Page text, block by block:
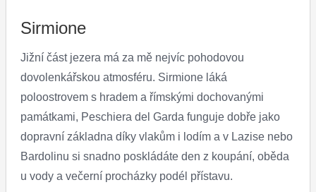
Sirmione
Jižní část jezera má za mě nejvíc pohodovou
dovolenkářskou atmosféru. Sirmione láká
poloostrovem s hradem a římskými dochovanými
památkami, Peschiera del Garda funguje dobře jako
dopravní základna díky vlakům i lodím a v Lazise nebo
Bardolinu si snadno poskládáte den z koupání, oběda
u vody a večerní procházky podél přístavu.